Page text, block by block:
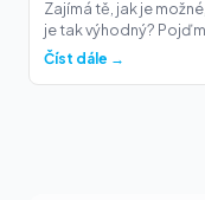
Zajímá tě, jak je
je tak výhodný?
Číst dále →